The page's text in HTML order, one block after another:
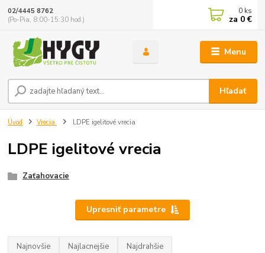
Menu
Hľadať
02/4445 8762
(Po-Pia, 8:00-15:30 hod.)
0 ks
za 0 €
Úvod Vrecia LDPE igelitové vrecia
LDPE igelitové vrecia
Zaťahovacie
Upresniť parametre
Najnovšie Najlacnejšie Najdrahšie